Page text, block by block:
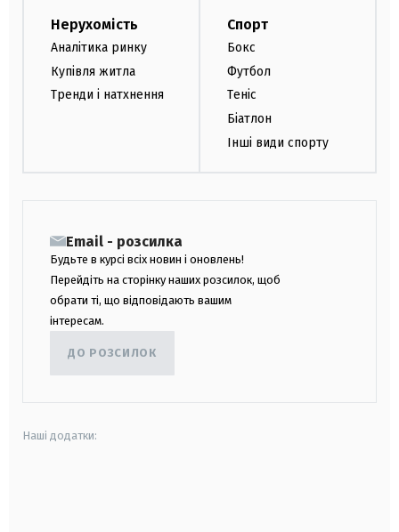
Нерухомість
Аналітика ринку
Купівля житла
Тренди і натхнення
Спорт
Бокс
Футбол
Теніс
Біатлон
Інші види спорту
Email - розсилка
Будьте в курсі всіх новин і оновлень!
Перейдіть на сторінку наших розсилок, щоб
обрати ті, що відповідають вашим
інтересам.
ДО РОЗСИЛОК
Наші додатки: